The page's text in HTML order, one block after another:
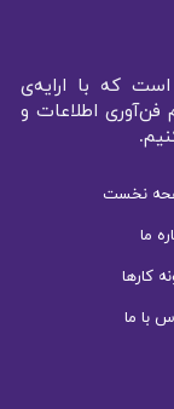
که با ارایه‌ی
فن‌آوری اطلاعات و
نخست
ما
کار‌ها
با ما